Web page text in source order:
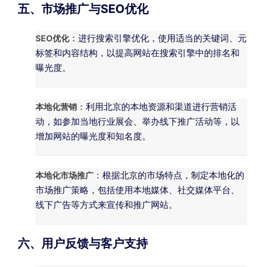
五、市场推广与SEO优化
SEO优化：进行搜索引擎优化，使用适当的关键词、元
标签和内容结构，以提高网站在搜索引擎中的排名和
曝光度。
本地化营销 ：利用北京的本地资源和渠道进行营销活
动，如参加当地行业展会、举办线下推广活动等，以
增加网站的曝光度和知名度。
本地化市场推广 ：根据北京的市场特点，制定本地化的
市场推广策略，包括使用本地媒体、社交媒体平台、
线下广告等方式来宣传和推广网站。
六、用户反馈与客户支持